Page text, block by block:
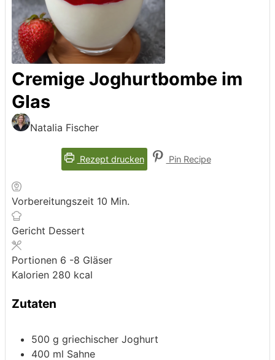
Cremige Joghurtbombe im
Glas
Natalia Fischer
Rezept drucken Pin Recipe
Vorbereitungszeit 10 Minuten
Min.
Gericht Dessert
Portionen 6 -8 Gläser
Kalorien 280 kcal
Zutaten
500 g griechischer Joghurt
400 ml Sahne